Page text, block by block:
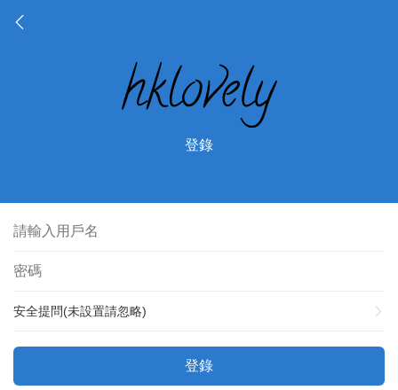
登錄
安全提問(未設置請忽略)
登錄